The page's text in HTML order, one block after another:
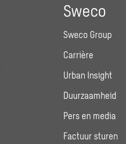
Sweco
Sweco Group
Carrière
Urban Insight
Duurzaamheid
Pers en media
Factuur sturen